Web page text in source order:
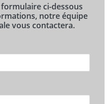
ci-dessous
notre équipe
vous contactera.